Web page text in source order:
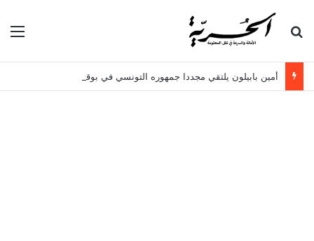
بحث عن
أمين بابيلون يلتقي مجددا جمهوره التونسي في بوقرنين